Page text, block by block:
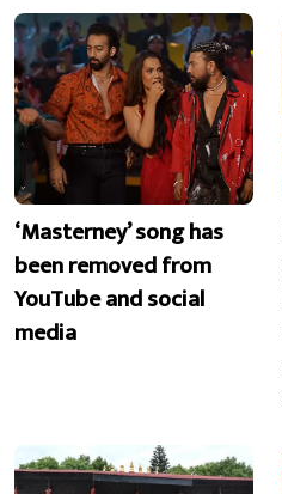
‘Masterney’ song has
been removed from
YouTube and social
media